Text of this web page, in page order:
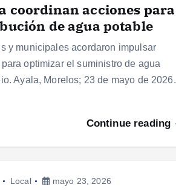
coordinan acciones para
de agua potable
y municipales acordaron impulsar
optimizar el suministro de agua
Ayala, Morelos; 23 de mayo de 2026.
Continue reading
Local mayo 23, 2026